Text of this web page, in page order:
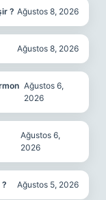
? Ağustos 8, 2026
Ağustos 8, 2026
Ağustos 6,
2026
Ağustos 6,
2026
Ağustos 5, 2026